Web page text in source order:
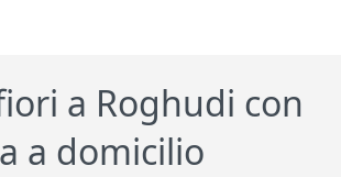
a Roghudi con
a domicilio